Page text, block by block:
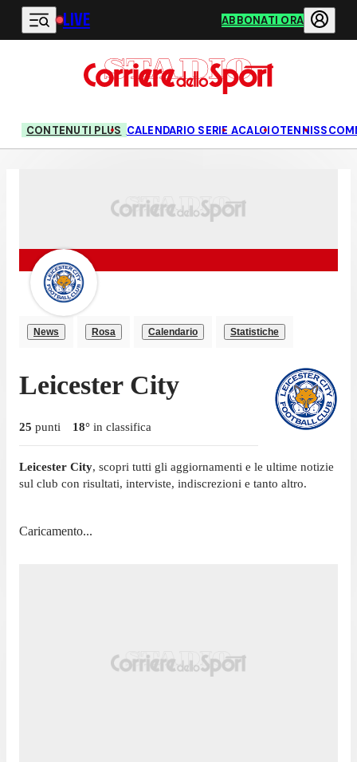
Vai al contenuto principale
LIVE ABBONATI ORA
CONTENUTI PLUS CALENDARIO SERIE ACALCIOTENNIS
News Rosa Calendario Statistiche
Leicester City
25 punti 18° in classifica
Leicester City, scopri tutti gli aggiornamenti e le ultime notizie
sul club con risultati, interviste, indiscrezioni e tanto altro.
Caricamento...